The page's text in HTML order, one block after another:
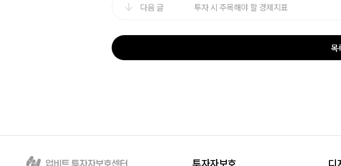
다음 글 투자 시 주목해야 할 경제지표
목